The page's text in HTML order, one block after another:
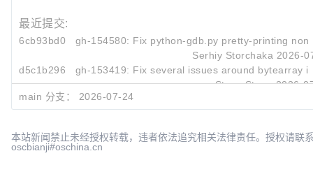
最近提交:
6cb93bd0
gh-154580: Fix python-gdb.py pretty-printing
Serhiy Storchaka 2026-
d5c1b296
gh-153419: Fix several issues around bytearray
Steve Stagg 2026-
d24d9d0f
gh-76595: Add tests for PyCapsule_Import() (GH-
main 分支： 2026-07-24
本站新闻禁止未经授权转载，违者依法追究相关法律责任。授权请联
oscbianji#oschina.cn